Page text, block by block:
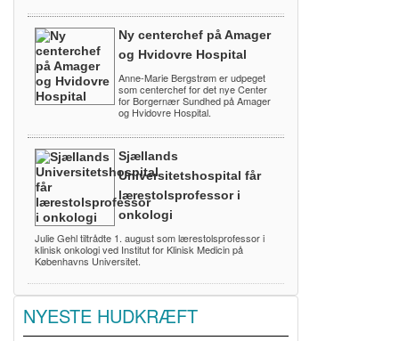
Ny centerchef på Amager
og Hvidovre Hospital
Anne-Marie Bergstrøm er udpeget
som centerchef for det nye Center
for Borgernær Sundhed på Amager
og Hvidovre Hospital.
Sjællands
Universitetshospital får
lærestolsprofessor i
onkologi
Julie Gehl tiltrådte 1. august som lærestolsprofessor i
klinisk onkologi ved Institut for Klinisk Medicin på
Københavns Universitet.
NYESTE HUDKRÆFT